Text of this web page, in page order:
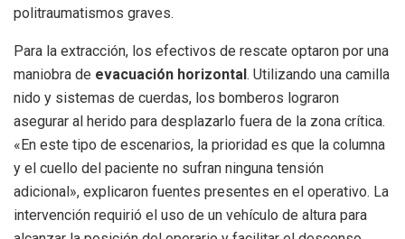
politraumatismos graves.
Para la extracción, los efectivos de rescate optaron por una
maniobra de evacuación horizontal . Utilizando una camilla
nido y sistemas de cuerdas, los bomberos lograron
asegurar al herido para desplazarlo fuera de la zona crítica.
«En este tipo de escenarios, la prioridad es que la columna
y el cuello del paciente no sufran ninguna tensión
adicional», explicaron fuentes presentes en el operativo. La
intervención requirió el uso de un vehículo de altura para